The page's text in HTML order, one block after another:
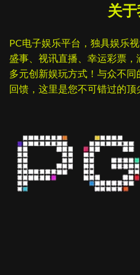
关
PC电子娱乐平台，独具娱乐
盛事、视讯直播、幸运彩票
多元创新娱玩方式！与众不
回馈，这里是您不可错过的顶